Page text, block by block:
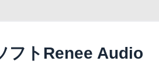
フトRenee Audio